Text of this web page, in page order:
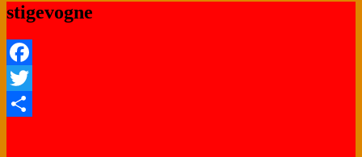
stigevogne
Facebook
Twitter